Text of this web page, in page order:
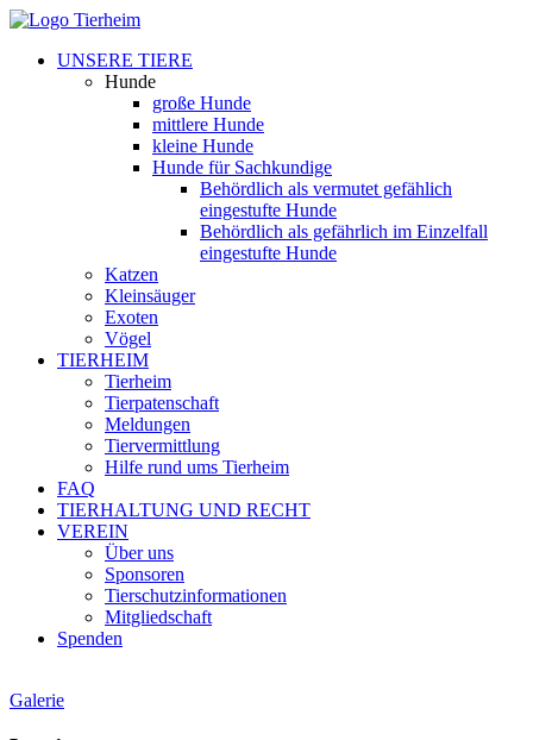
UNSERE TIERE
Hunde
große Hunde
mittlere Hunde
kleine Hunde
Hunde für Sachkundige
Behördlich als vermutet gefählich
eingestufte Hunde
Behördlich als gefährlich im Einzelfall
eingestufte Hunde
Katzen
Kleinsäuger
Exoten
Vögel
TIERHEIM
Tierheim
Tierpatenschaft
Meldungen
Tiervermittlung
Hilfe rund ums Tierheim
FAQ
TIERHALTUNG UND RECHT
VEREIN
Über uns
Sponsoren
Tierschutzinformationen
Mitgliedschaft
Spenden
Galerie